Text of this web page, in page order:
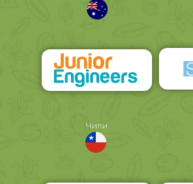
Чили